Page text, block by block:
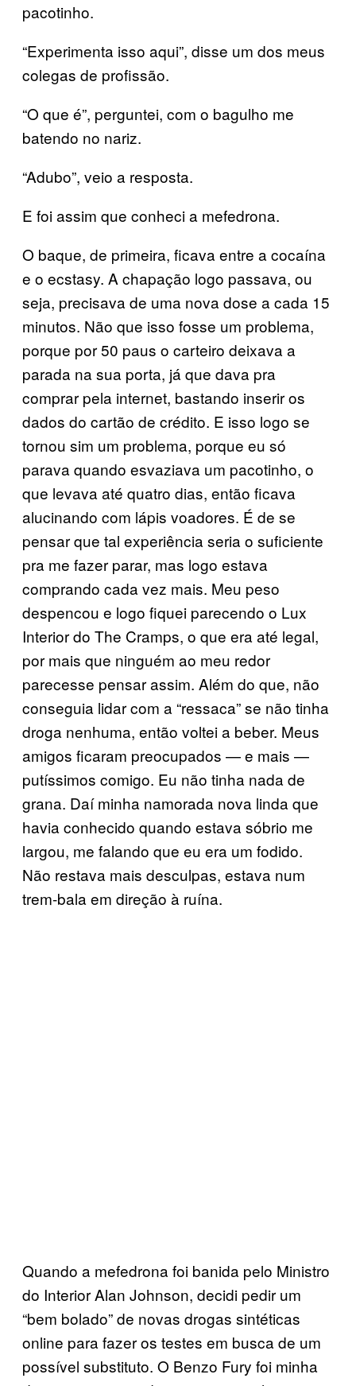
pacotinho.
“Experimenta isso aqui”, disse um dos meus
colegas de profissão.
“O que é”, perguntei, com o bagulho me
batendo no nariz.
“Adubo”, veio a resposta.
E foi assim que conheci a mefedrona.
O baque, de primeira, ficava entre a cocaína
e o ecstasy. A chapação logo passava, ou
seja, precisava de uma nova dose a cada 15
minutos. Não que isso fosse um problema,
porque por 50 paus o carteiro deixava a
parada na sua porta, já que dava pra
comprar pela internet, bastando inserir os
dados do cartão de crédito. E isso logo se
tornou sim um problema, porque eu só
parava quando esvaziava um pacotinho, o
que levava até quatro dias, então ficava
alucinando com lápis voadores. É de se
pensar que tal experiência seria o suficiente
pra me fazer parar, mas logo estava
comprando cada vez mais. Meu peso
despencou e logo fiquei parecendo o Lux
Interior do The Cramps, o que era até legal,
por mais que ninguém ao meu redor
parecesse pensar assim. Além do que, não
conseguia lidar com a “ressaca” se não tinha
droga nenhuma, então voltei a beber. Meus
amigos ficaram preocupados — e mais —
putíssimos comigo. Eu não tinha nada de
grana. Daí minha namorada nova linda que
havia conhecido quando estava sóbrio me
largou, me falando que eu era um fodido.
Não restava mais desculpas, estava num
trem-bala em direção à ruína.
Quando a mefedrona foi banida pelo Ministro
do Interior Alan Johnson, decidi pedir um
“bem bolado” de novas drogas sintéticas
online para fazer os testes em busca de um
possível substituto. O Benzo Fury foi minha